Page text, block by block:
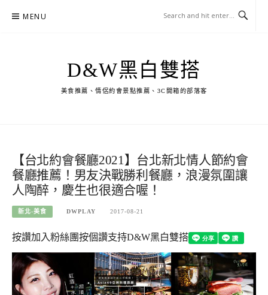
MENU
D&W黑白雙搭
美食推薦、情侶約會景點推薦、3C開箱的部落客
【台北約會餐廳2021】台北新北情人節約會
餐廳推薦！男友決戰勝利餐廳，浪漫氛圍讓
人陶醉，慶生也很適合喔！
新北-美食 DWPLAY 2017-08-21
按讚加入粉絲團按個讚支持D&W黑白雙搭